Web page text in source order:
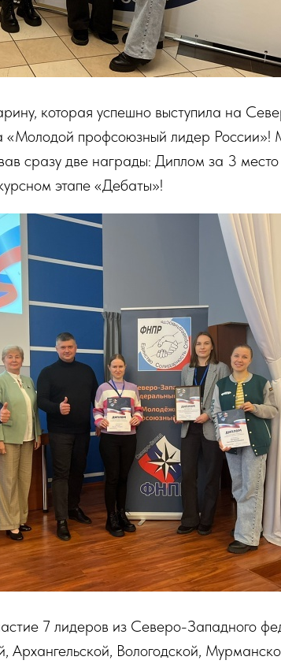
которая успешно выступила на
«Молодой профсоюзный лидер России»!
сразу две награды: Диплом за 3
этапе «Дебаты»!
7 лидеров из Северо-Западного
Архангельской, Вологодской,